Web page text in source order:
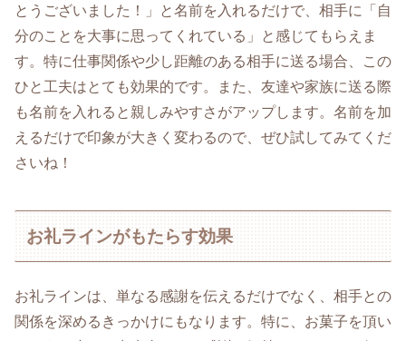
とうございました！」と名前を入れるだけで、相手に「自
分のことを大事に思ってくれている」と感じてもらえま
す。特に仕事関係や少し距離のある相手に送る場合、この
ひと工夫はとても効果的です。また、友達や家族に送る際
も名前を入れると親しみやすさがアップします。名前を加
えるだけで印象が大きく変わるので、ぜひ試してみてくだ
さいね！
お礼ラインがもたらす効果
お礼ラインは、単なる感謝を伝えるだけでなく、相手との
関係を深めるきっかけにもなります。特に、お菓子を頂い